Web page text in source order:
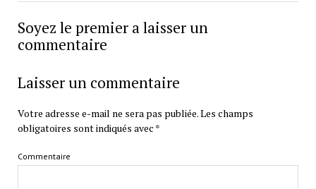
Soyez le premier a laisser un
commentaire
Laisser un commentaire
Votre adresse e-mail ne sera pas publiée.Les champs
obligatoires sont indiqués avec *
Commentaire